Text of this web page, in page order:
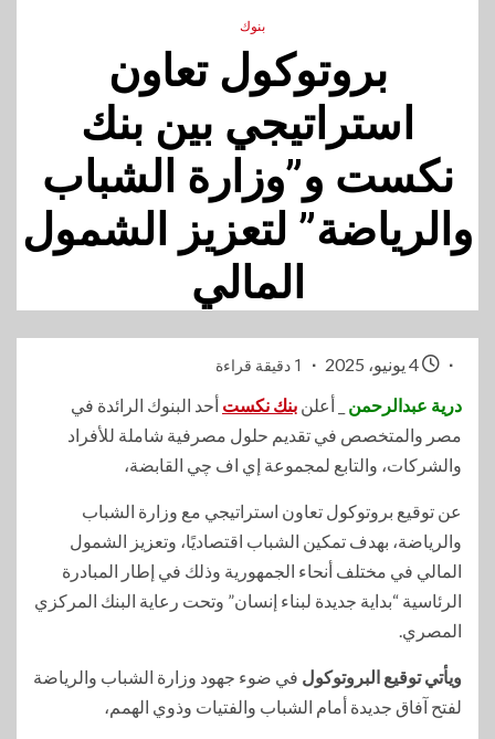
بنوك
بروتوكول تعاون
استراتيجي بين بنك
نكست و”وزارة الشباب
والرياضة” لتعزيز الشمول
المالي
1 دقيقة قراءة
درية عبدالرحمن _ أعلن بنك نكست أحد البنوك الرائدة في
مصر والمتخصص في تقديم حلول مصرفية شاملة للأفراد
والشركات، والتابع لمجموعة إي اف چي القابضة،
عن توقيع بروتوكول تعاون استراتيجي مع وزارة الشباب
والرياضة، بهدف تمكين الشباب اقتصاديًا، وتعزيز الشمول
المالي في مختلف أنحاء الجمهورية وذلك في إطار المبادرة
الرئاسية “بداية جديدة لبناء إنسان” وتحت رعاية البنك المركزي
المصري.
ويأتي توقيع البروتوكول في ضوء جهود وزارة الشباب والرياضة
لفتح آفاق جديدة أمام الشباب والفتيات وذوي الهمم،